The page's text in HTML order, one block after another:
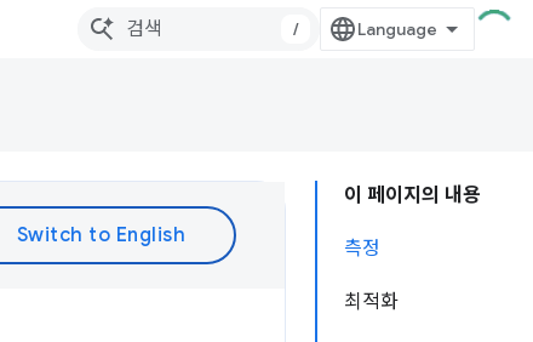
/
이 페이지의 내용
측정
최적화